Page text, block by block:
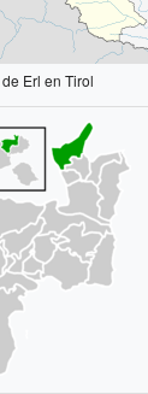
Erl en Tirol